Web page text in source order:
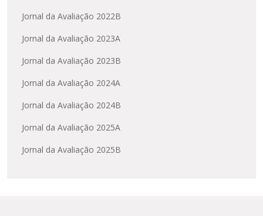
Jornal da Avaliação 2022B
Jornal da Avaliação 2023A
Jornal da Avaliação 2023B
Jornal da Avaliação 2024A
Jornal da Avaliação 2024B
Jornal da Avaliação 2025A
Jornal da Avaliação 2025B